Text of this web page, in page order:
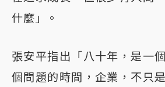
什麼」。
張安平指出「八十年，是一
個問題的時間，企業，不只